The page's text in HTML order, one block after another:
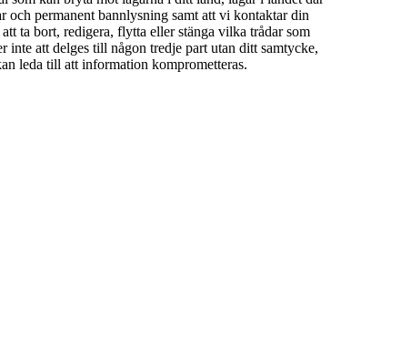
permanent bannlysning samt att vi kontaktar din
ta bort, redigera, flytta eller stänga vilka trådar som
inte att delges till någon tredje part utan ditt samtycke,
leda till att information komprometteras.